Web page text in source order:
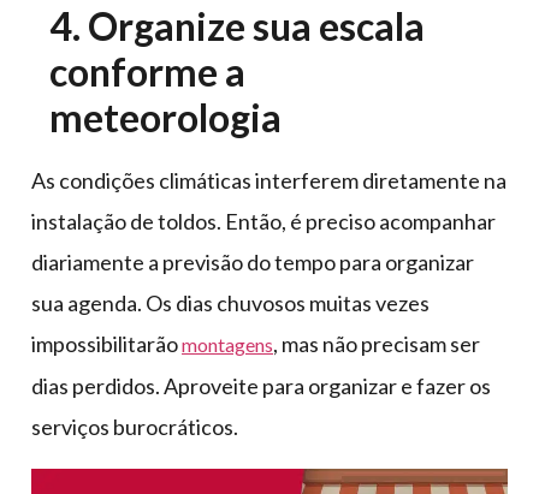
4. Organize sua escala
conforme a
meteorologia
As condições climáticas interferem diretamente na
instalação de toldos. Então, é preciso acompanhar
diariamente a previsão do tempo para organizar
sua agenda. Os dias chuvosos muitas vezes
impossibilitarãomontagens, mas não precisam ser
dias perdidos. Aproveite para organizar e fazer os
serviços burocráticos.